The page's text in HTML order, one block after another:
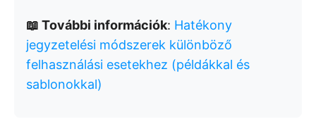
📖 További információk: Hatékony
jegyzetelési módszerek különböző
felhasználási esetekhez (példákkal és
sablonokkal)